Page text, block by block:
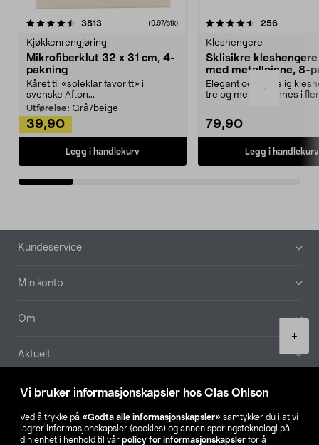
Vi bruker informasjonskapsler hos Clas Ohlson
Ved å trykke på «Godta alle informasjonskapsler» samtykker du i at vi
lagrer informasjonskapsler (cookies) og annen sporingsteknologi på
din enhet i henhold til vår policy for informasjonskapsler for å
-
+
3813 anmeldelser(9,97/stk)
Kjøkkenrengjøring
Mikrofiberklut 32 x 31 cm, 4-
pakning
Kåret til «soleklar favoritt» i
svenske Afton...
Utførelse: Grå/beige
39,90
Legg i handlekurv
4.5av 5 stjerner 256
Kleshengere
Sklisikre
med metallpinne, 8-
Elegant og skikkelig
tre og metall – finnes i
79,90
Legg i handlekurv
4.5av 5 stjerner
Bunntekst
Kundeservice
Min konto
Om
Aktuelt
Våre selskaper
Finn din butikk